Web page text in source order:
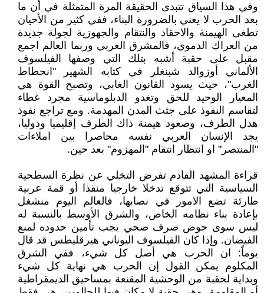
وفي هذا السياق تتبدى الحقيقة المرة المتمثلة في أن ما
بعد الحرب لا يعني بالضرورة البناء، ففي كثير من الأحيان
تطغى الهيمنة والاحقاد والنتقام والجهوزية لجولة جديدة
من العراك الدموي، فالمشرق العربي وربما العالم اجمع
مقبل على حقبة أشبه بتلك التي وصفها الفيلسوف
الألماني أوزوالد شبنغلر في كتابه الشهير "انحطاط
الغرب"، حيث يسود القانون الغابي، وتصبح القوة هي
المعيار الوحيد للحق وتغدو الدبلوماسية مجرد غطاء
لتقاسم النفوذ على جثث المدن المهدمة. ومع تراجع نفوذ
هذل الطرف، وصعود هيمنة ذاك الطرف إقليميا ودوليا،
يجد الإنسان العربي نفسه محاصرا بين املاءات
"المنتصر" او انتظار انتقام "المهزوم" بعد حين.
قراءة المشهد القادم تفرض التخلي عن نظرة السطحية
السياسية التي تتوقع تدخلا خارجيا منقذا أو قمة عربية
طارئة تضع الامور في نصابها، فالعالم اليوم منشغل
بإعادة بناء نظامه الخاص، والشرق الأوسط بالنسبة له
ليس سوى حوض صرف صحي يجب تأمين حدوده لمنع
الفيضان. وإذا كان الفيلسوف اليوناني هيرقليطس قد قال
يوماً: ان الحرب هي أصل كل شيء، ففي الشرق
المكلوم يمكن القول إن الحرب هي نهاية كل شيء
وبداية لحقبة من الوحشية المقنعة بمساحيق الديمقراطية